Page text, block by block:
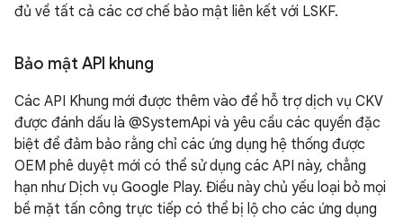
đủ về tất cả các cơ chế bảo mật liên kết với LSKF.
Bảo mật API khung
Các API Khung mới được thêm vào để hỗ trợ dịch vụ CKV
được đánh dấu là @SystemApi và yêu cầu các quyền đặc
biệt để đảm bảo rằng chỉ các ứng dụng hệ thống được
OEM phê duyệt mới có thể sử dụng các API này, chẳng
hạn như Dịch vụ Google Play. Điều này chủ yếu loại bỏ mọi
bề mặt tấn công trực tiếp có thể bị lộ cho các ứng dụng